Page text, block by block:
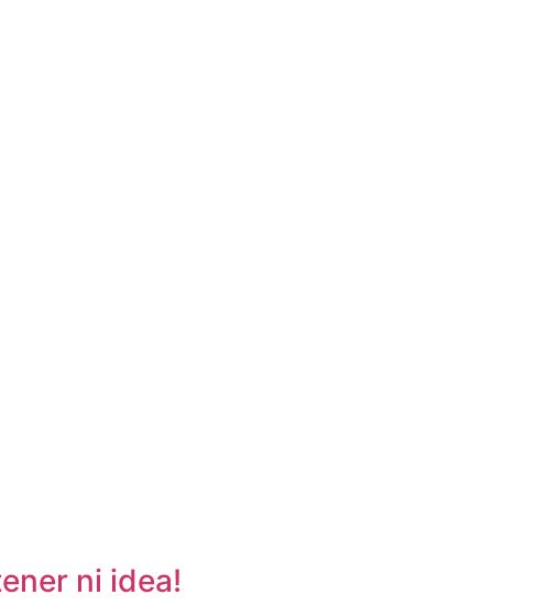
ni idea!